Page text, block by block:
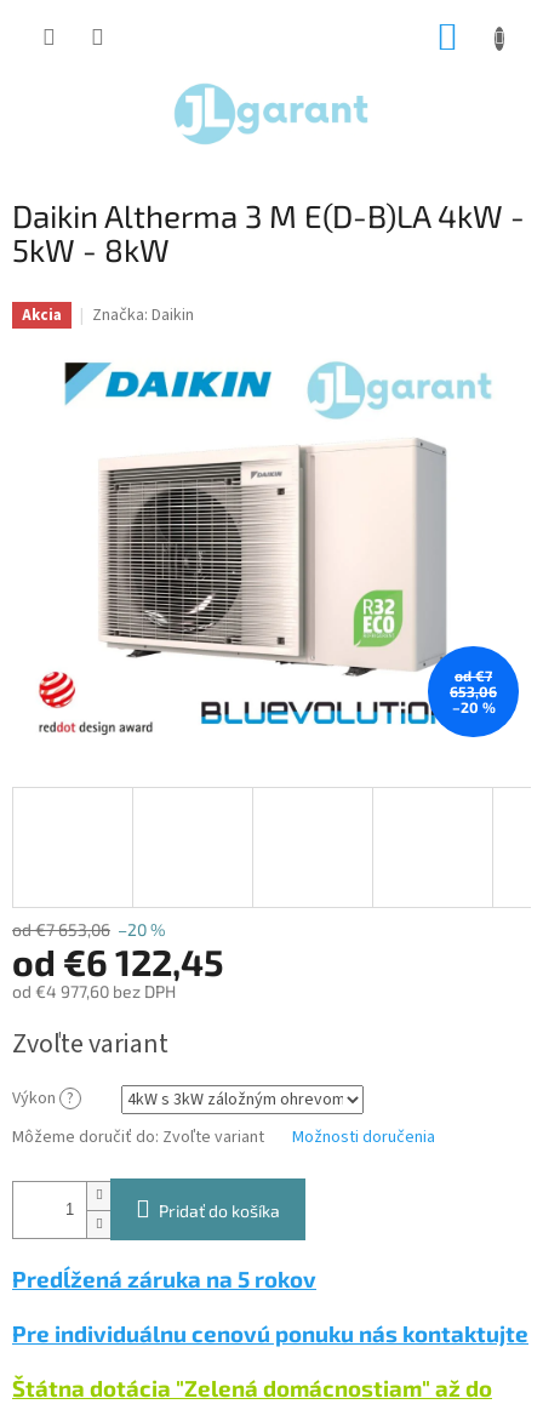
Daikin Altherma 3 M E(D-B)LA 4kW -
5kW - 8kW
Akcia Značka: Daikin
od €7
653,06
–20 %
od €7 653,06 –20 %
od €6 122,45
od €4 977,60 bez DPH
cena:
Zvoľte variant
Výkon ?
Môžeme doručiť do: Zvoľte variant Možnosti doručenia
Pridať do košíka
Predĺžená záruka na 5 rokov
Pre individuálnu cenovú ponuku nás kontaktujte
Štátna dotácia "Zelená domácnostiam" až do